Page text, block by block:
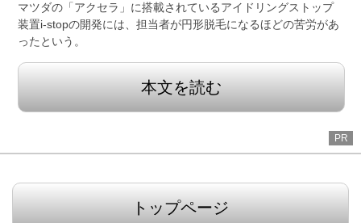
マツダの「アクセラ」に搭載されているアイドリングストップ
装置i-stopの開発には、担当者が円形脱毛になるほどの苦労があ
ったという。
本文を読む
PR
トップページ